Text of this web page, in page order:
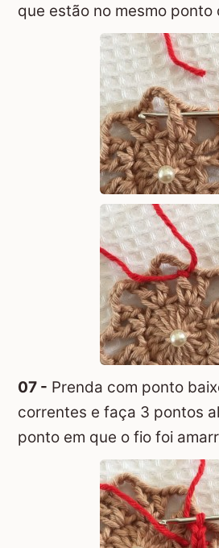
que estão no mesmo ponto
07 - Prenda com ponto
correntes e faça 3 pontos
ponto em que o fio foi